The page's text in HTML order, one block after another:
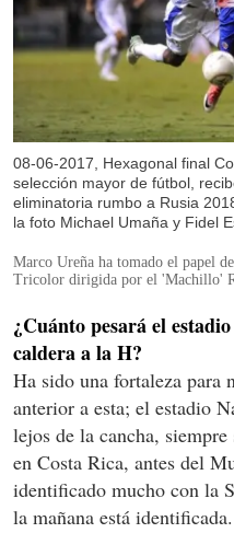
08-06-2017, Hexagonal final
selección mayor de fútbol,
eliminatoria rumbo a Rusia
la foto Michael Umaña y Fidel
Marco Ureña ha tomado el papel
Tricolor dirigida por el 'Machillo'
¿Cuánto pesará el
caldera a la H?
Ha sido una fortaleza para
anterior a esta; el estadio
lejos de la cancha,
en Costa Rica, antes del
identificado mucho con la
la mañana está identificada.